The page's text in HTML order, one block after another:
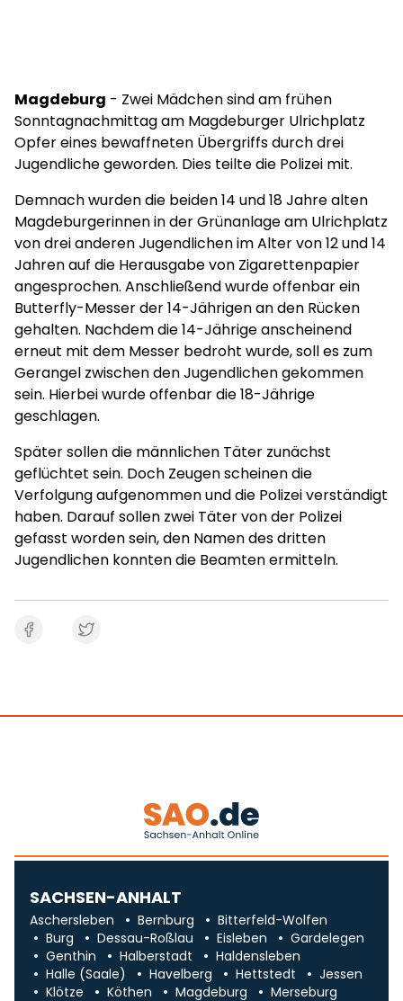
Magdeburg - Zwei Mädchen sind am frühen
Sonntagnachmittag am Magdeburger Ulrichplatz
Opfer eines bewaffneten Übergriffs durch drei
Jugendliche geworden. Dies teilte die Polizei mit.
Demnach wurden die beiden 14 und 18 Jahre alten
Magdeburgerinnen in der Grünanlage am Ulrichplatz
von drei anderen Jugendlichen im Alter von 12 und 14
Jahren auf die Herausgabe von Zigarettenpapier
angesprochen. Anschließend wurde offenbar ein
Butterfly-Messer der 14-Jährigen an den Rücken
gehalten. Nachdem die 14-Jährige anscheinend
erneut mit dem Messer bedroht wurde, soll es zum
Gerangel zwischen den Jugendlichen gekommen
sein. Hierbei wurde offenbar die 18-Jährige
geschlagen.
Später sollen die männlichen Täter zunächst
geflüchtet sein. Doch Zeugen scheinen die
Verfolgung aufgenommen und die Polizei verständigt
haben. Darauf sollen zwei Täter von der Polizei
gefasst worden sein, den Namen des dritten
Jugendlichen konnten die Beamten ermitteln.
SACHSEN-ANHALT
Aschersleben Bernburg
Bitterfeld-Wolfen
Burg
Dessau-Roßlau Eisleben
Gardelegen
Genthin
Halberstadt
Haldensleben
Halle (Saale)
Havelberg Hettstedt
Jessen
Klötze
Köthen Magdeburg Merseburg